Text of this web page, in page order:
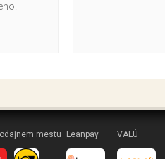
mestu Leanpay VALÚ